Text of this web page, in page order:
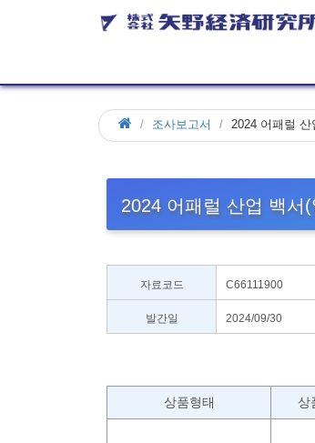
조사보고서 2024 어패럴 산
2024 어패럴 산업 백서
자료코드 C66111900
발간일 2024/09/30
상품형태 상